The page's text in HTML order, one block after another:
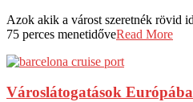
Azok akik a várost szeretnék rövid
75 perces menetidőveRead More
Városlátogatások